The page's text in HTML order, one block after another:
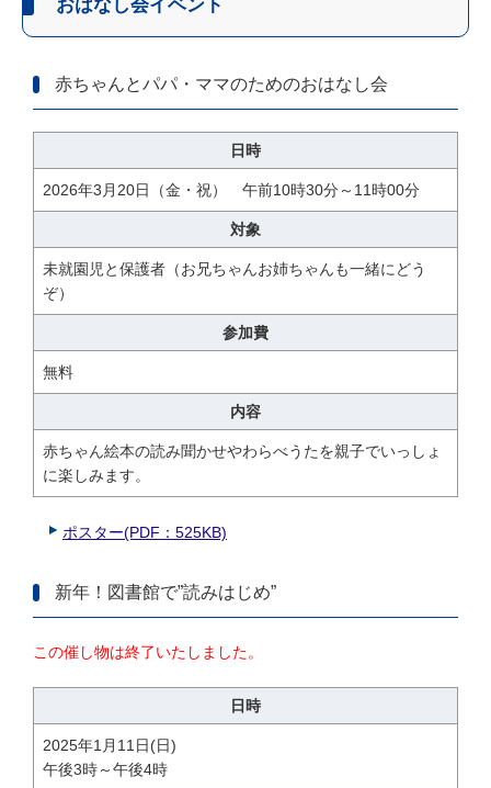
おはなし会イベント
赤ちゃんとパパ・ママのためのおはなし会
日時
2026年3月20日（金・祝） 午前10時30分～11時00分
対象
未就園児と保護者（お兄ちゃんお姉ちゃんも一緒にどう
ぞ）
参加費
無料
内容
赤ちゃん絵本の読み聞かせやわらべうたを親子でいっしょ
に楽しみます。
ポスター(PDF：525KB)
新年！図書館で”読みはじめ”
この催し物は終了いたしました。
日時
2025年1月11日(日)
午後3時～午後4時